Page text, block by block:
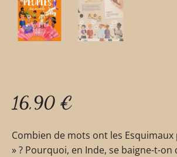
16,90 €
Combien de mots ont les
» ? Pourquoi, en Inde, se baigne-t-on